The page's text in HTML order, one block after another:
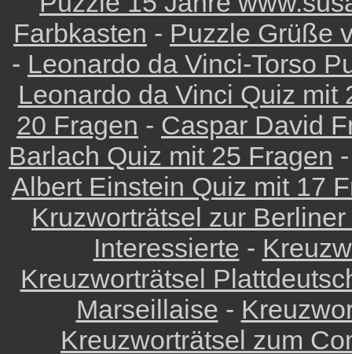
Farbkasten - Puzzle Grüße
- Leonardo da Vinci-Torso
Leonardo da Vinci Quiz mit
20 Fragen - Caspar David
Barlach Quiz mit 25 Fragen
Albert Einstein Quiz mit 17
Kruzworträtsel zur
Interessierte -
Kreuzworträtsel
Marseillaise -
Kreuzworträtsel zum